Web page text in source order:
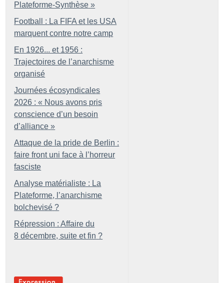
Plateforme-Synthèse »
Football : La FIFA et les USA
marquent contre notre camp
En 1926... et 1956 :
Trajectoires de l’anarchisme
organisé
Journées écosyndicales
2026 : « Nous avons pris
conscience d’un besoin
d’alliance »
Attaque de la pride de Berlin :
faire front uni face à l’horreur
fasciste
Analyse matérialiste : La
Plateforme, l’anarchisme
bolchevisé ?
Répression : Affaire du
8 décembre, suite et fin ?